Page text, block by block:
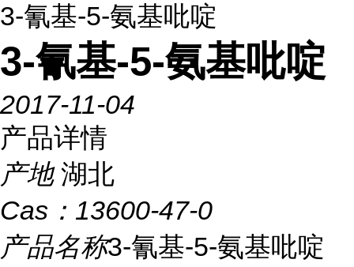
3-氰基-5-氨基吡啶
3-氰基-5-氨基吡啶
2017-11-04
产品详情
产地 湖北
Cas： 13600-47-0
产品名称3-氰基-5-氨基吡啶